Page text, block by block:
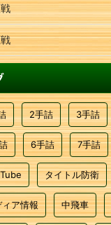
2手詰 3手詰
6手詰 7手詰
タイトル防衛
ィア情報 中飛車